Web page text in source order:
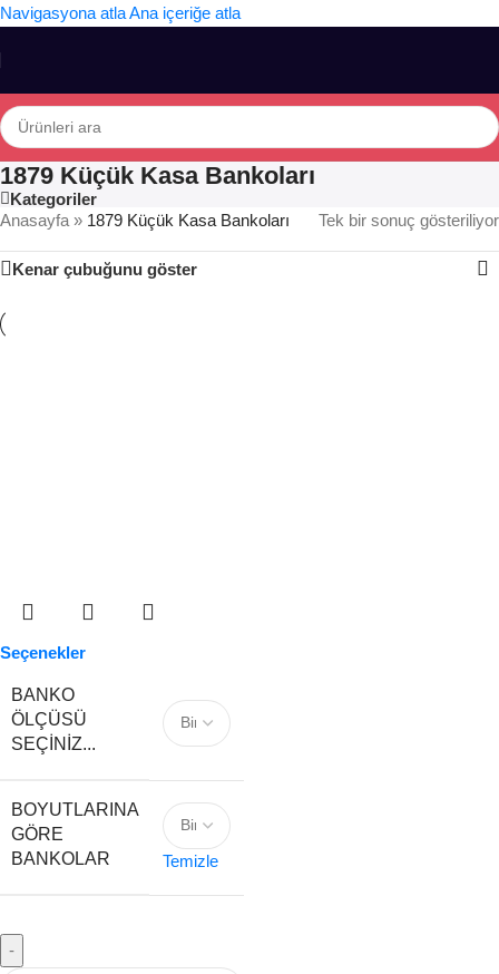
Navigasyona atlaAna içeriğe atla
1879 Küçük Kasa Bankoları
Kategoriler
Anasayfa » 1879 Küçük Kasa Bankoları Tek bir sonuç gösteriliyor
Kenar çubuğunu göster
Seçenekler
BANKO
ÖLÇÜSÜ
SEÇINIZ...
BOYUTLARINA
GÖRE
BANKOLAR
Temizle
-